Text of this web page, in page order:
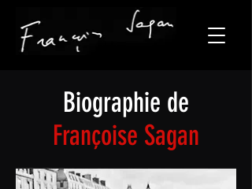
Biographie de
Françoise Sagan